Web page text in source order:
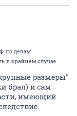
по делам
в крайнем случае.
размеры"
брал) и сам
имеющий